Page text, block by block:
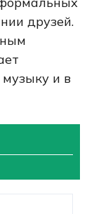
друзей.
и в